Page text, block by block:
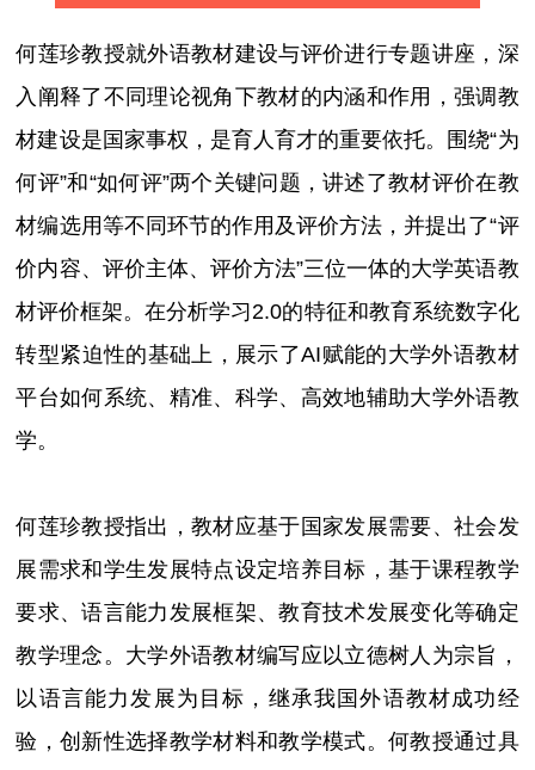
何莲珍教授就外语教材建设与评价进行专题讲座，深
入阐释了不同理论视角下教材的内涵和作用，强调教
材建设是国家事权，是育人育才的重要依托。围绕“为
何评”和“如何评”两个关键问题，讲述了教材评价在教
材编选用等不同环节的作用及评价方法，并提出了“评
价内容、评价主体、评价方法”三位一体的大学英语教
材评价框架。在分析学习2.0的特征和教育系统数字化
转型紧迫性的基础上，展示了AI赋能的大学外语教材
平台如何系统、精准、科学、高效地辅助大学外语教
学。
何莲珍教授指出，教材应基于国家发展需要、社会发
展需求和学生发展特点设定培养目标，基于课程教学
要求、语言能力发展框架、教育技术发展变化等确定
教学理念。大学外语教材编写应以立德树人为宗旨，
以语言能力发展为目标，继承我国外语教材成功经
验，创新性选择教学材料和教学模式。何教授通过具